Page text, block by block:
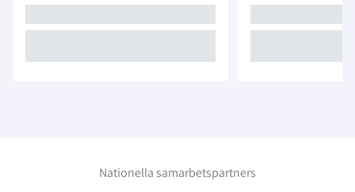
Nationella samarbetspartners